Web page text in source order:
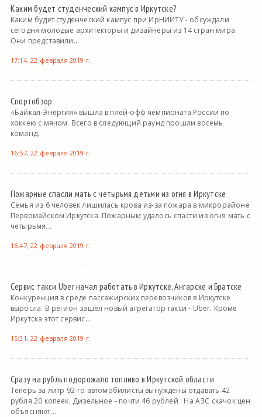
Каким будет студенческий кампус в Иркутске?
Каким будет студенческий кампус при ИрНИИТУ - обсуждали
сегодня молодые архитекторы и дизайнеры из 14 стран мира.
Они представили...
17:14, 22 февраля 2019 г.
Спортобзор
«Байкал-Энергия» вышла в плей-офф чемпионата России по
хоккею с мячом. Всего в следующий раунд прошли восемь
команд.
16:57, 22 февраля 2019 г.
Пожарные спасли мать с четырьмя детьми из огня в Иркутске
Семья из 6 человек лишилась крова из-за пожара в микрорайоне
Первомайском Иркутска. Пожарным удалось спасти из огня мать с
четырьмя...
16:47, 22 февраля 2019 г.
Сервис такси Uber начал работать в Иркутске, Ангарске и Братске
Конкуренция в среде пассажирских перевозчиков в Иркутске
выросла. В регион зашёл новый агрегатор такси - Uber. Кроме
Иркутска этот сервис...
15:31, 22 февраля 2019 г.
Сразу на рубль подорожало топливо в Иркутской области
Теперь за литр 92-го автомобилисты вынуждены отдавать 42
рубля 20 копеек. Дизельное - почти 46 рублей . На АЗС скачок цен
объясняют...